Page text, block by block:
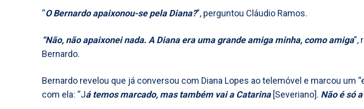
“O Bernardo apaixonou-se pela Diana?”, perguntou Cláudio Ramos.
“Não, não apaixonei nada. A Diana era uma grande amiga minha, como amiga”,
Bernardo.
Bernardo revelou que já conversou com Diana Lopes ao telemóvel e marcou um
com ela: “Já temos marcado, mas também vai a Catarina[Severiano]. Não é só